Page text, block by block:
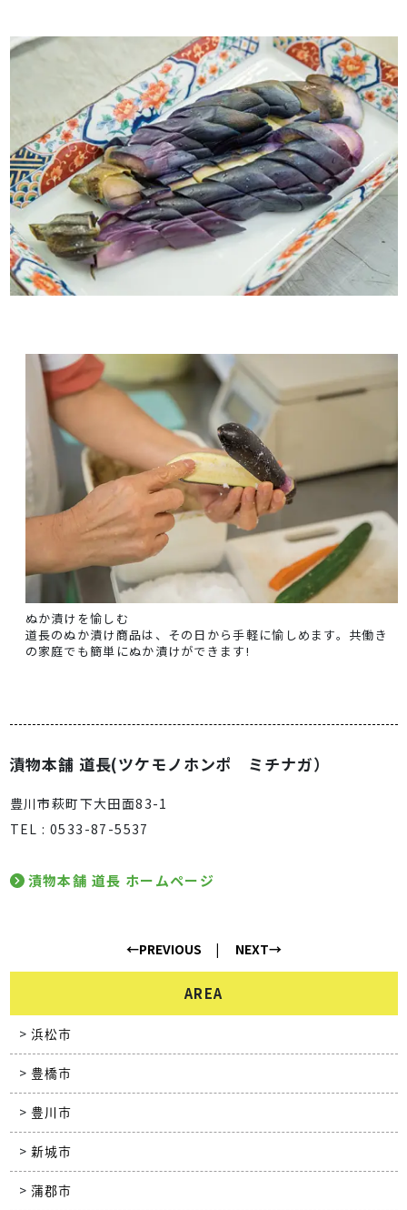
ぬか漬けを愉しむ
道長のぬか漬け商品は、その日から手軽に愉しめます。共働き
の家庭でも簡単にぬか漬けができます!
漬物本舗 道長(ツケモノホンポ ミチナガ）
豊川市萩町下大田面83-1
TEL : 0533-87-5537
漬物本舗 道長 ホームページ
←PREVIOUS NEXT→
AREA
浜松市
豊橋市
豊川市
新城市
蒲郡市